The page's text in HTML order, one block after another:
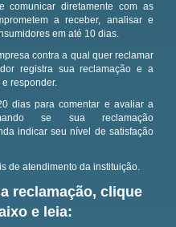
comunicar diretamente com as
a receber, analisar e
em até 10 dias.
contra a qual quer reclamar
registra sua reclamação e a
responder.
dias para comentar e avaliar a
se sua reclamação
indicar seu nível de satisfação
de atendimento da instituição.
reclamação, clique
e leia: